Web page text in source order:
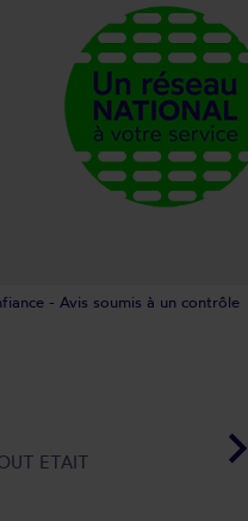
- Avis soumis à un contrôle
keyboard_arrow_right
ETAIT